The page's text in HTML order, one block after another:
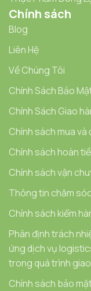
Chính sách
Blog
Liên Hệ
Về Chúng Tôi
Chính Sách Bảo
Chính Sách Giao
Chính sách mua và
Chính sách hoàn
Chính sách vận
Thông tin chăm
Chính sách kiểm
Phân định trách
ứng dịch vụ
trong quá trình
Chính sách bảo